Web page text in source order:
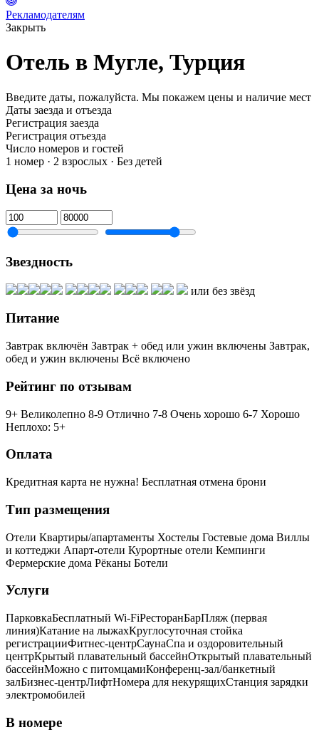
Рекламодателям
Закрыть
Отель в Мугле, Турция
Введите даты, пожалуйста. Мы покажем цены и наличие мест
Даты заезда и отъезда
Регистрация заезда
Регистрация отъезда
Число номеров и гостей
1 номер · 2 взрослых · Без детей
Цена за ночь
Звездность
или без звёзд
Питание
Завтрак включён Завтрак + обед или ужин включены Завтрак,
обед и ужин включены Всё включено
Рейтинг по отзывам
9+ Великолепно 8-9 Отлично 7-8 Очень хорошо 6-7 Хорошо
Неплохо: 5+
Оплата
Кредитная карта не нужна! Бесплатная отмена брони
Тип размещения
Отели Квартиры/апартаменты Хостелы Гостевые дома Виллы
и коттеджи Апарт-отели Курортные отели Кемпинги
Фермерские дома Рёканы Ботели
Услуги
ПарковкаБесплатный Wi-FiРесторанБарПляж (первая
линия)Катание на лыжахКруглосуточная стойка
регистрацииФитнес-центрСаунаСпа и оздоровительный
центрКрытый плавательный бассейнОткрытый плавательный
бассейнМожно с питомцамиКонференц-зал/банкетный
залБизнес-центрЛифтНомера для некурящихCтанция зарядки
электромобилей
В номере